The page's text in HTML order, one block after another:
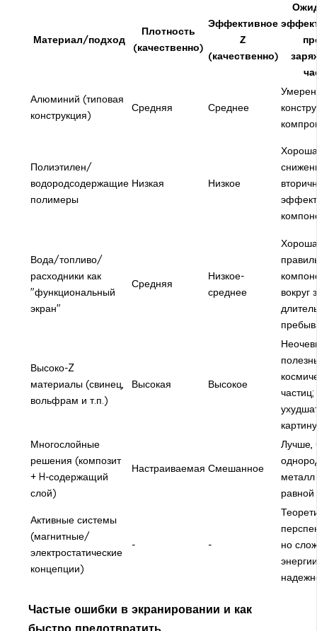
Материал/подход
Плотность
(качественно)
Эффективное
Z
(качественно)
Алюминий (типовая
конструкция)
Средняя Среднее
Полиэтилен/
водородсодержащие
полимеры
Низкая Низкое
Вода/топливо/
расходники как
"функциональный
экран"
Средняя
Низкое-
среднее
вокруг
Высоко-Z
материалы (свинец,
вольфрам и т.п.)
Высокая Высокое
частиц;
картину
Многослойные
решения (композит
+ H-содержащий
слой)
Настраиваемая Смешанное
Лучше,
Активные системы
(магнитные/
электростатические
концепции)
- -
но
Частые ошибки в экранировании и как
быстро предотвратить